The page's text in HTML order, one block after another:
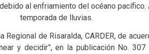
al enfriamiento del océano
temporada de lluvias.
Regional de Risaralda, CARDER, de
y decidir”, en la publicación No.